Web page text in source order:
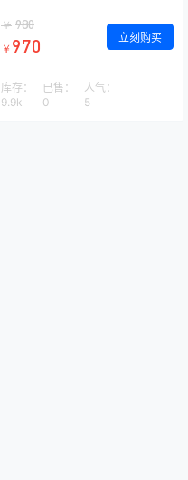
运动鞋 AA1125
￥ 980
￥ 970 立刻购买
库存：
9.9k
已售：
0
人气：
5